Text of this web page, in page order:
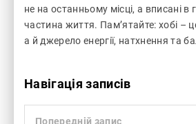
не на останньому місці, а вписані
частина життя. Пам’ятайте: хобі –
а й джерело енергії, натхнення та
Навігація записів
Попередній запис